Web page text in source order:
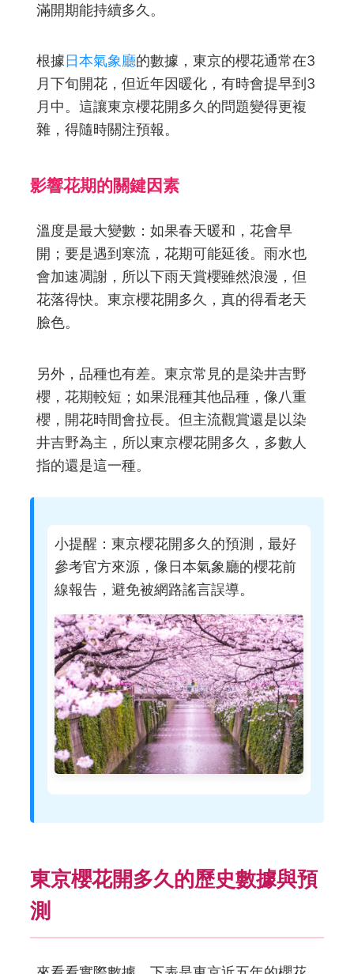
滿開期能持續多久。
根據日本氣象廳的數據，東京的櫻花通常在3
月下旬開花，但近年因暖化，有時會提早到3
月中。這讓東京櫻花開多久的問題變得更複
雜，得隨時關注預報。
影響花期的關鍵因素
溫度是最大變數：如果春天暖和，花會早
開；要是遇到寒流，花期可能延後。雨水也
會加速凋謝，所以下雨天賞櫻雖然浪漫，但
花落得快。東京櫻花開多久，真的得看老天
臉色。
另外，品種也有差。東京常見的是染井吉野
櫻，花期較短；如果混種其他品種，像八重
櫻，開花時間會拉長。但主流觀賞還是以染
井吉野為主，所以東京櫻花開多久，多數人
指的還是這一種。
小提醒：東京櫻花開多久的預測，最好
參考官方來源，像日本氣象廳的櫻花前
線報告，避免被網路謠言誤導。
東京櫻花開多久的歷史數據與預
測